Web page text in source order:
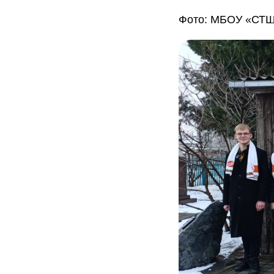
Фото: МБОУ